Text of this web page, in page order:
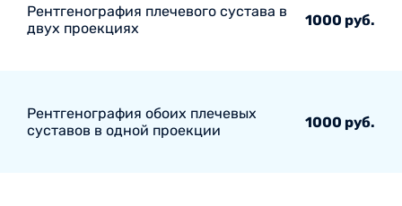
Рентгенография плечевого сустава в
двух проекциях
1000 руб.
Рентгенография обоих плечевых
суставов в одной проекции
1000 руб.